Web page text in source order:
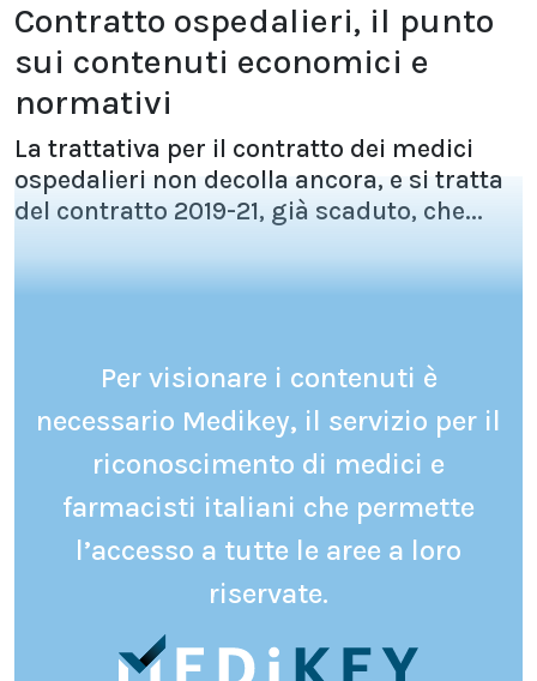
Contratto ospedalieri, il punto
sui contenuti economici e
normativi
La trattativa per il contratto dei medici
ospedalieri non decolla ancora, e si tratta
del contratto 2019-21, già scaduto, che...
Per visionare i contenuti è
necessario Medikey, il servizio per il
riconoscimento di medici e
farmacisti italiani che permette
l’accesso a tutte le aree a loro
riservate.